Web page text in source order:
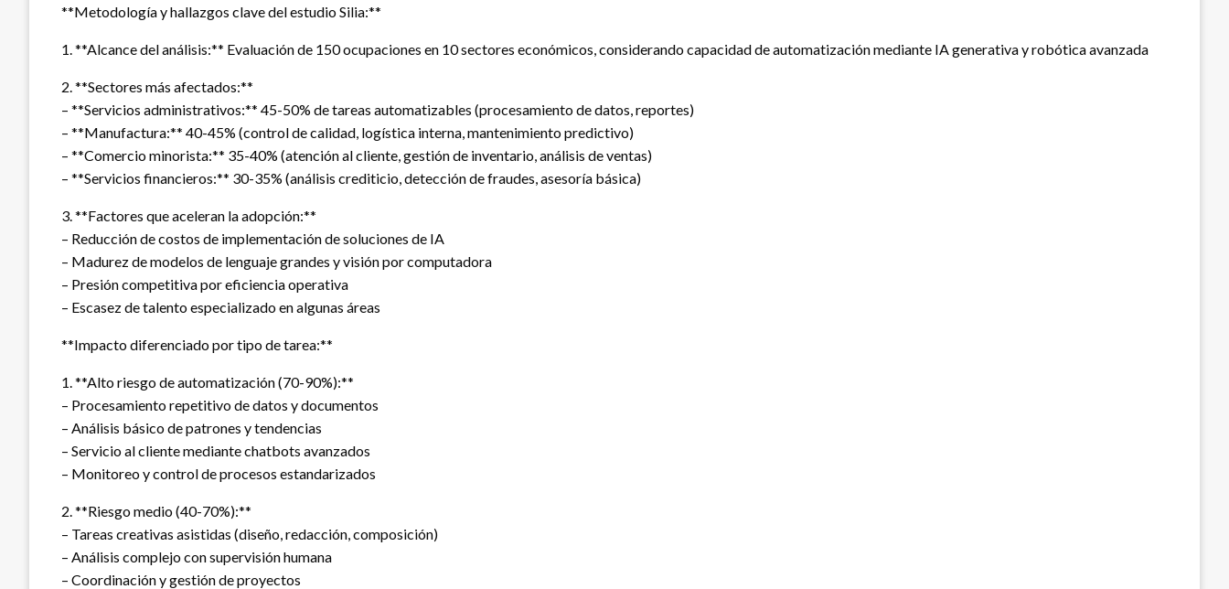
**Metodología y hallazgos clave del estudio Silia:**
1. **Alcance del análisis:** Evaluación de 150 ocupaciones en 10 sectores económicos, considerando capacidad de automatización mediante IA generativa y robótica avanzada
2. **Sectores más afectados:**
– **Servicios administrativos:** 45-50% de tareas automatizables (procesamiento de datos, reportes)
– **Manufactura:** 40-45% (control de calidad, logística interna, mantenimiento predictivo)
– **Comercio minorista:** 35-40% (atención al cliente, gestión de inventario, análisis de ventas)
– **Servicios financieros:** 30-35% (análisis crediticio, detección de fraudes, asesoría básica)
3. **Factores que aceleran la adopción:**
– Reducción de costos de implementación de soluciones de IA
– Madurez de modelos de lenguaje grandes y visión por computadora
– Presión competitiva por eficiencia operativa
– Escasez de talento especializado en algunas áreas
**Impacto diferenciado por tipo de tarea:**
1. **Alto riesgo de automatización (70-90%):**
– Procesamiento repetitivo de datos y documentos
– Análisis básico de patrones y tendencias
– Servicio al cliente mediante chatbots avanzados
– Monitoreo y control de procesos estandarizados
2. **Riesgo medio (40-70%):**
– Tareas creativas asistidas (diseño, redacción, composición)
– Análisis complejo con supervisión humana
– Coordinación y gestión de proyectos